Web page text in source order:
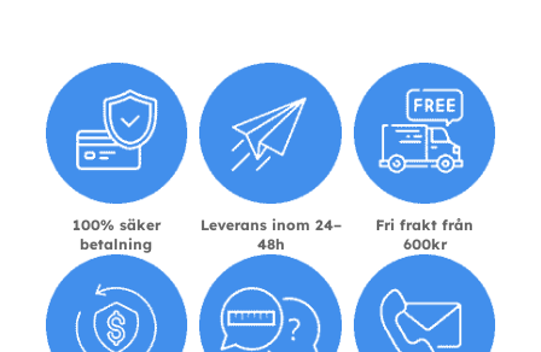
100% säker
betalning
Leverans inom 24–
48h
Fri frakt från
600kr